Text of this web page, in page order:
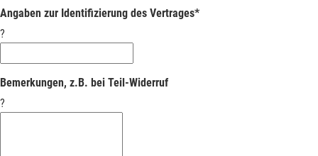
Angaben zur Identifizierung des Vertrages*
?
Bemerkungen, z.B. bei Teil-Widerruf
?